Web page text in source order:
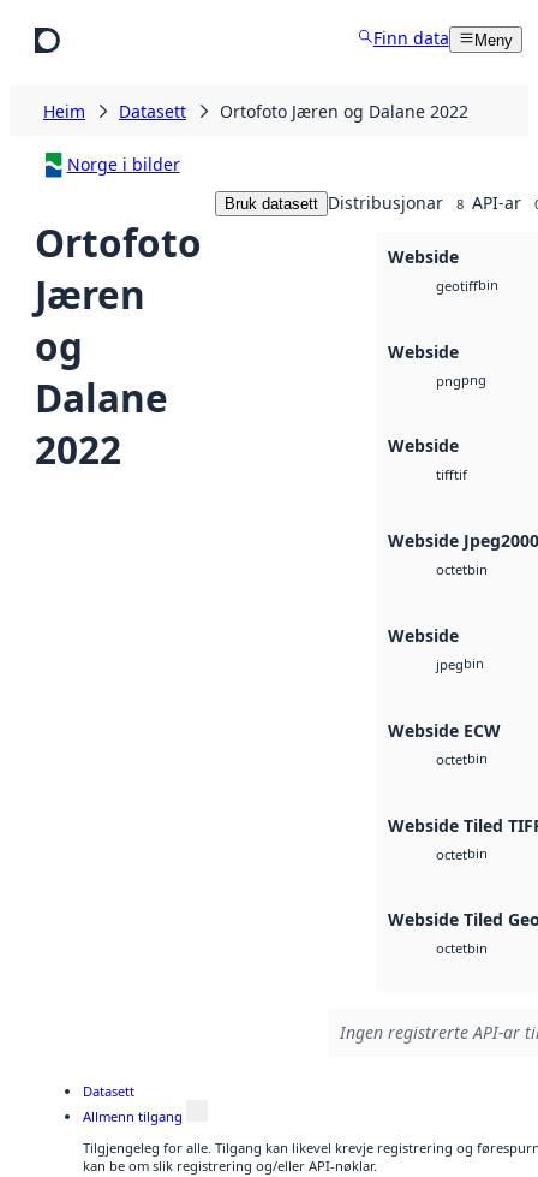
Finn data Meny
Heim Datasett Ortofoto Jæren og Dalane 2022
Norge i bilder
Ortofoto
Jæren
og
Dalane
2022
Bruk datasett Distribusjonar 8 API-ar
Webside
geotiffbin
Webside
pngpng
Webside
tifftif
Webside Jpeg2000
octetbin
Webside
jpegbin
Webside ECW
octetbin
Webside Tiled
octetbin
Webside Tiled
octetbin
Ingen registrerte API-ar
Datasett
Allmenn tilgang
Tilgjengeleg for alle. Tilgang kan likevel krevje registrering og
kan be om slik registrering og/eller API-nøklar.